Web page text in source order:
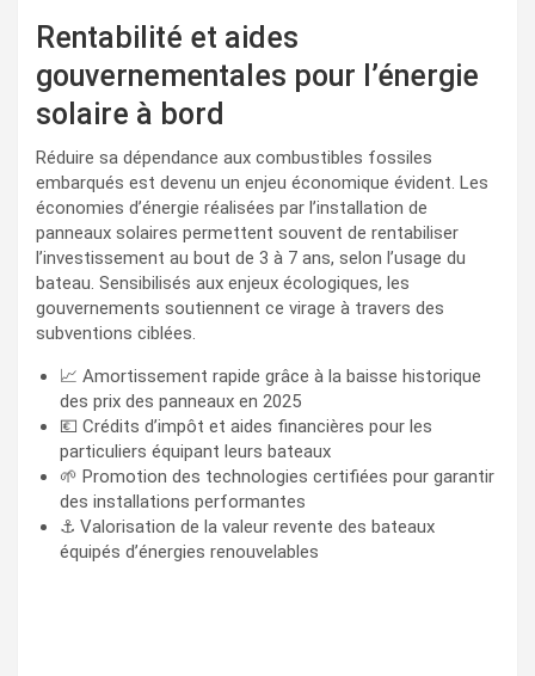
Rentabilité et aides
gouvernementales pour l’énergie
solaire à bord
Réduire sa dépendance aux combustibles fossiles
embarqués est devenu un enjeu économique évident. Les
économies d’énergie réalisées par l’installation de
panneaux solaires permettent souvent de rentabiliser
l’investissement au bout de 3 à 7 ans, selon l’usage du
bateau. Sensibilisés aux enjeux écologiques, les
gouvernements soutiennent ce virage à travers des
subventions ciblées.
📈 Amortissement rapide grâce à la baisse historique
des prix des panneaux en 2025
💶 Crédits d’impôt et aides financières pour les
particuliers équipant leurs bateaux
🌱 Promotion des technologies certifiées pour garantir
des installations performantes
⚓ Valorisation de la valeur revente des bateaux
équipés d’énergies renouvelables